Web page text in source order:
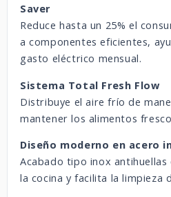
Saver
Reduce hasta un 25% el
a componentes eficientes,
gasto eléctrico mensual.
Sistema Total Fresh Flow
Distribuye el aire frío de
mantener los alimentos
Diseño moderno en acero
Acabado tipo inox
la cocina y facilita la limpieza